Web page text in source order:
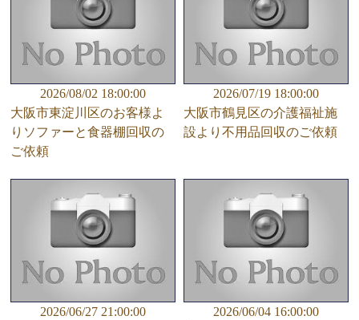
2026/08/02 18:00:00
大阪市東淀川区のお客様よ
りソファーと食器棚回収の
ご依頼
2026/07/19 18:00:00
大阪市鶴見区の介護福祉施
設より不用品回収のご依頼
2026/06/27 21:00:00
2026/06/04 16:00:00